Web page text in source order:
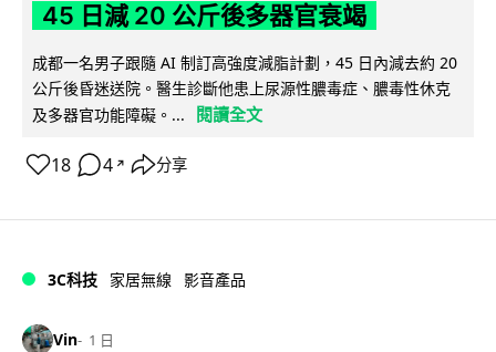
45 日減 20 公斤後多器官衰竭
成都一名男子跟隨 AI 制訂高強度減脂計劃，45 日內減去約 20
公斤後昏迷送院。醫生診斷他患上尿源性膿毒症、膿毒性休克
及多器官功能障礙。...
閱讀全文
18 4 ↗ 分享
3C科技 家居無線 影音產品
Vin 1 日